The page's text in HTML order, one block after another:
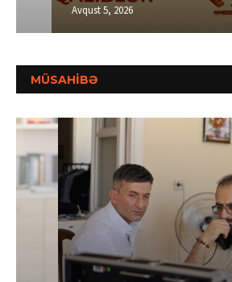
Avqust 5, 2026
MÜSAHİBƏ